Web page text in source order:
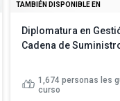
TAMBIÉN DISPONIBLE EN
Diplomatura en
Cadena de
1,674 personas les
curso